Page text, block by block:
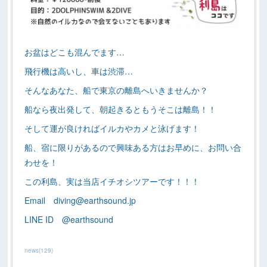
お盆はどこも混んでます…
飛行機は高いし、車は渋滞…
そんなあなた、船で東京の離島へいきませんか？
船なら夜出発して、朝起きるともうそこは離島！！
そして運が良ければイルカやカメと泳げます！
船、宿に限りがあるので興味ある方はお早めに、お問い合
わせを！
この利島、実は当店イチオシツアーです！！！
Email diving@earthsound.jp
LINE ID @earthsound
news(129)